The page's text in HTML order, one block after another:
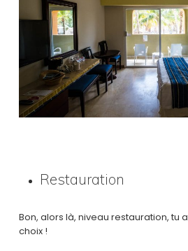
Restauration
Bon, alors là, niveau restauration, tu
choix !